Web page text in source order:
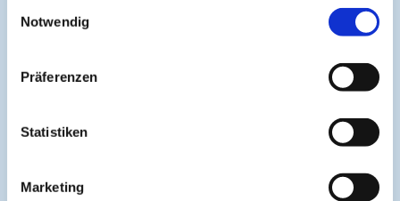
Notwendig
Präferenzen
Statistiken
Marketing
Interprofessionelle Zusammenarbeit und
Kommunikation Die Bedeutung eines
Umgang mit einer Vielzahl von
Lösungsansätze
Zur Verbesserung der Übersichtlichkeit werden nur die